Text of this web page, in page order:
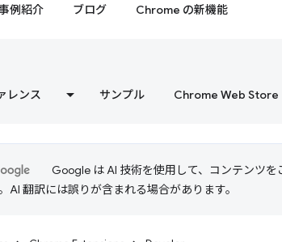
例紹介 ブログ Chrome の新機能
レンス サンプル Chrome Web Store
Google は AI 技術を使用して、コンテンツを
AI 翻訳には誤りが含まれる場合があります。